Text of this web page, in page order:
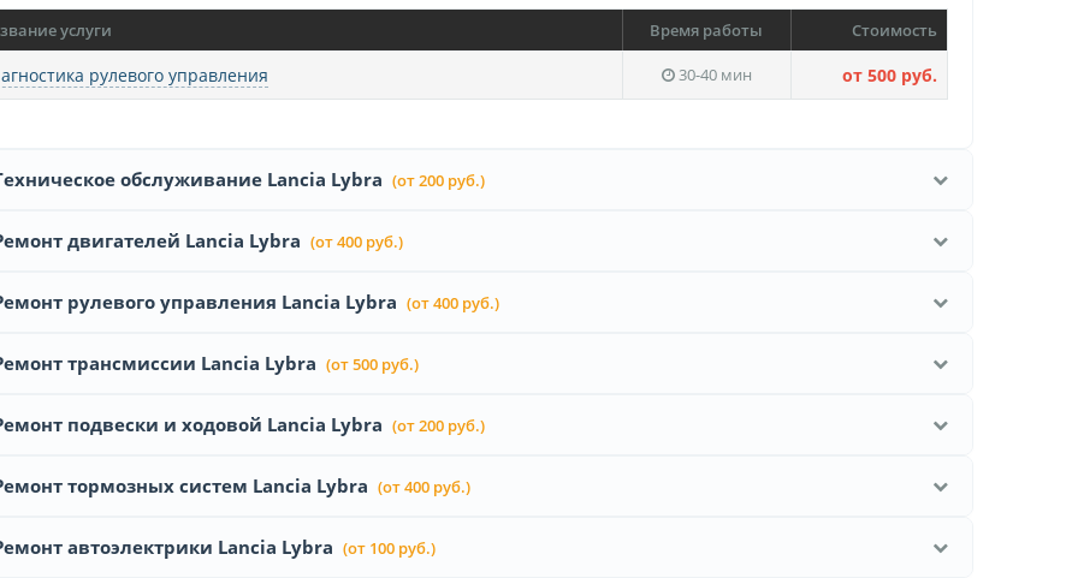
услуги Время работы Стоимость
рулевого управления 30-40 мин от 500 руб.
обслуживание Lancia Lybra (от 200 руб.)
двигателей Lancia Lybra (от 400 руб.)
рулевого управления Lancia Lybra (от 400 руб.)
трансмиссии Lancia Lybra (от 500 руб.)
подвески и ходовой Lancia Lybra (от 200 руб.)
тормозных систем Lancia Lybra (от 400 руб.)
автоэлектрики Lancia Lybra (от 100 руб.)